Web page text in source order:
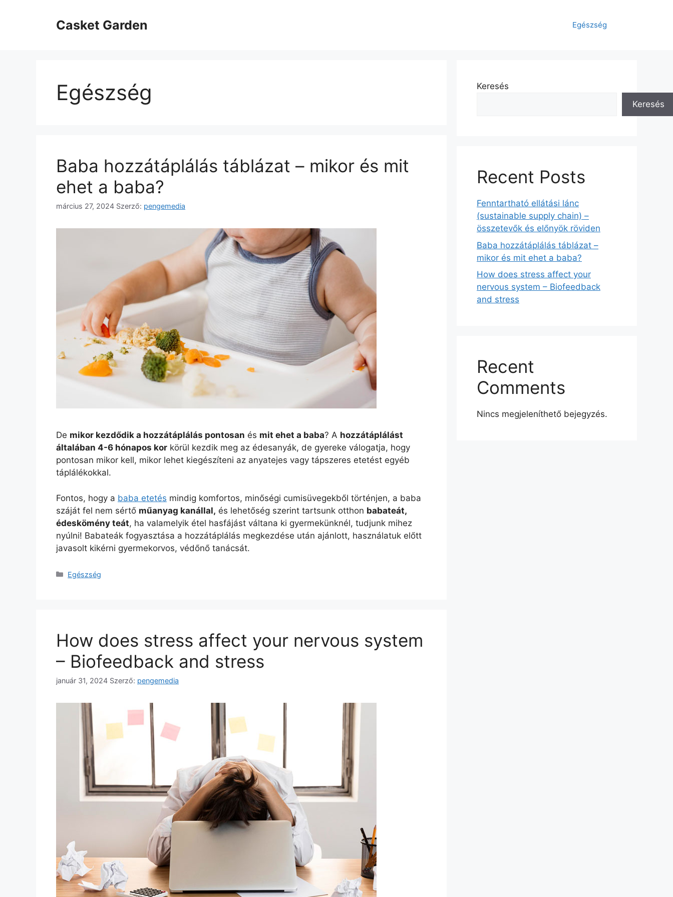
Casket Garden Egészség
Egészség
Baba hozzátáplálás táblázat – mikor és mit
ehet a baba?
március 27, 2024 Szerző: pengemedia
De mikor kezdődik a hozzátáplálás pontosan és mit ehet a baba? A hozzátáplálást
általában 4-6 hónapos kor körül kezdik meg az édesanyák, de gyereke válogatja, hogy
pontosan mikor kell, mikor lehet kiegészíteni az anyatejes vagy tápszeres etetést egyéb
táplálékokkal.
Fontos, hogy a baba etetés mindig komfortos, minőségi cumisüvegekből történjen, a baba
száját fel nem sértő műanyag kanállal, és lehetőség szerint tartsunk otthon babateát,
édeskömény teát, ha valamelyik étel hasfájást váltana ki gyermekünknél, tudjunk mihez
nyúlni! Babateák fogyasztása a hozzátáplálás megkezdése után ajánlott, használatuk előtt
javasolt kikérni gyermekorvos, védőnő tanácsát.
Kategória
Egészség
How does stress affect your nervous system
– Biofeedback and stress
január 31, 2024 Szerző: pengemedia
Keresés
Keresés
Recent Posts
Fenntartható ellátási lánc
(sustainable supply chain) –
összetevők és előnyök röviden
Baba hozzátáplálás táblázat –
mikor és mit ehet a baba?
How does stress affect your
nervous system – Biofeedback
and stress
Recent
Comments
Nincs megjeleníthető bejegyzés.